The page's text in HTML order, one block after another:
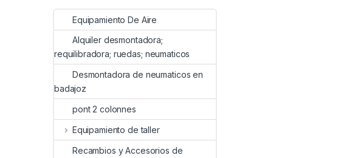
Equipamiento De Aire
Alquiler desmontadora;
requilibradora; ruedas; neumaticos
Desmontadora de neumaticos en
badajoz
pont 2 colonnes
Equipamiento de taller
Recambios y Accesorios de